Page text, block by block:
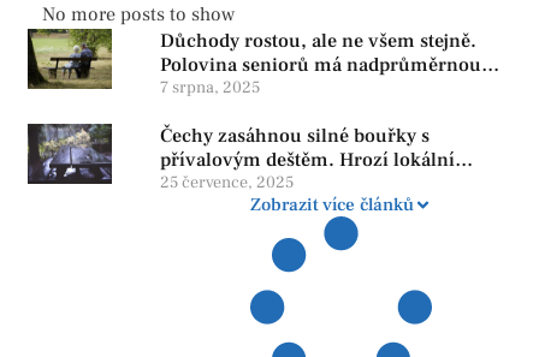
No more posts to show
Důchody rostou, ale ne všem stejně.
Polovina seniorů má nadprůměrnou
penzi, tisíce však žijí pod hranicí
reformy
7 srpna, 2025
Čechy zasáhnou silné bouřky s
přívalovým deštěm. Hrozí lokální
zatopení
25 července, 2025
Zobrazit více článků